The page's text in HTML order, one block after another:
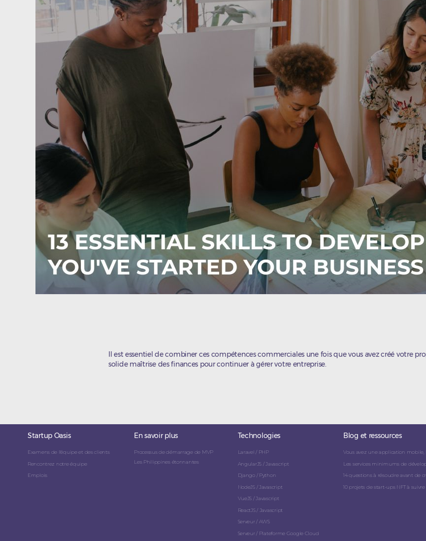
Il est essentiel de combiner ces compétences commerciales une fois que vous avez créé votre
solide maîtrise des finances pour continuer à gérer votre entreprise.
Startup Oasis
Examens de l'équipe et des clients
Rencontrez notre équipe
Emplois
En savoir plus
Processus de démarrage de MVP
Les Philippines étonnantes
Technologies
Laravel / PHP
AngularJS / Javascript
Django / Python
NodeJS / Javascript
VueJS / Javascript
ReactJS / Javascript
Serveur / AWS
Serveur / Plateforme Google Cloud
Blog et ressources
Vous avez une application
Les services minimums de
14 questions à résoudre avant de
10 projets de start-ups NFT à suivre